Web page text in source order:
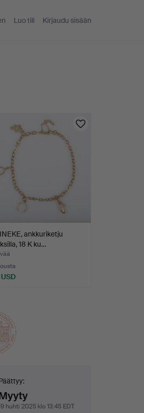
Luo tili Kirjaudu sisään
ankkuriketju
18 K ku…
huhti 2025 klo 13:45 EDT